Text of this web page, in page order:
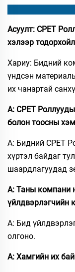
Асуулт: CPET
хэлээр
Хариу: Бидний
үндсэн
их чанартай
А: CPET
болон тоосны
A: Бидний CPET
хүртэл байдаг
шаардлагуудад
А: Таны компани
үйлдвэрлэгчийн
A: Бид
олгоно.
А: Хамгийн их